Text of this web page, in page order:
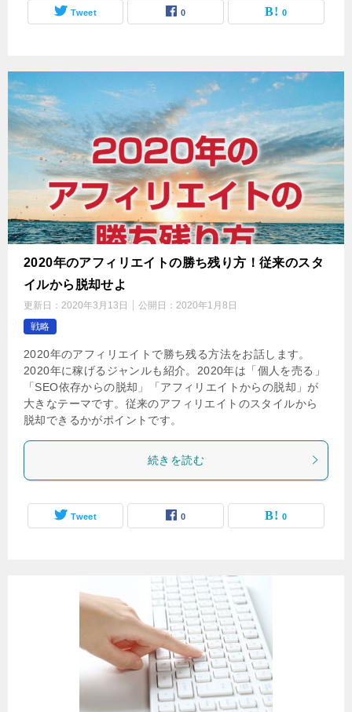
Tweet 0 0
2020年のアフィリエイトの勝ち残り方！従来のスタ
イルから脱却せよ
更新日： 2020年3月13日 公開日： 2020年1月8日
戦略
2020年のアフィリエイトで勝ち残る方法をお話します。
2020年に稼げるジャンルも紹介。2020年は「個人を売る」
「SEO依存からの脱却」「アフィリエイトからの脱却」が
大きなテーマです。従来のアフィリエイトのスタイルから
脱却できるかがポイントです。
続きを読む
Tweet 0 0